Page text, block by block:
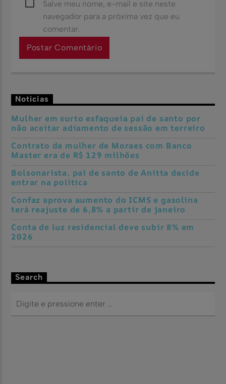
Salve meu nome, e-mail e site neste
navegador para a próxima vez que eu
comentar.
Notícias
Mulher em surto esfaqueia pai de santo por
não aceitar adiamento de sessão em terreiro
Contrato da mulher de Moraes com Banco
Master era de R$ 129 milhões
Bolsonarista, pai de santo de Anitta decide
entrar na política
Confaz aprova aumento do ICMS e gasolina
terá reajuste de 6,8% a partir de janeiro
Conta de luz residencial deve subir 8% em
2026
Search